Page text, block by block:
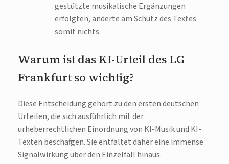
gestützte musikalische Ergänzungen
erfolgten, änderte am Schutz des Textes
somit nichts.
Warum ist das KI-Urteil des LG
Frankfurt so wichtig?
Diese Entscheidung gehört zu den ersten deutschen
Urteilen, die sich ausführlich mit der
urheberrechtlichen Einordnung von KI-Musik und KI-
Texten beschäftigen. Sie entfaltet daher eine immense
Signalwirkung über den Einzelfall hinaus.